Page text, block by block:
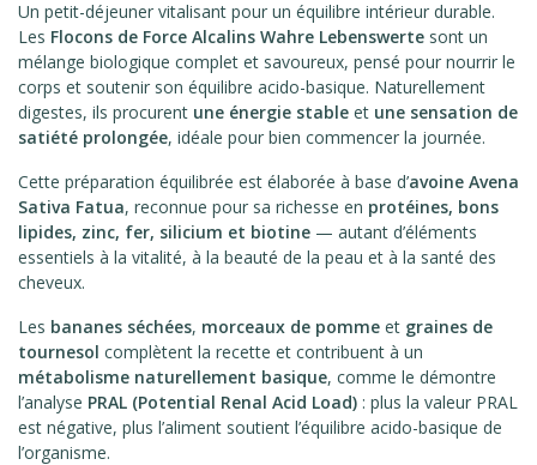
Un petit-déjeuner vitalisant pour un équilibre intérieur durable.
Les Flocons de Force Alcalins Wahre Lebenswerte sont un
mélange biologique complet et savoureux, pensé pour nourrir le
corps et soutenir son équilibre acido-basique. Naturellement
digestes, ils procurent une énergie stable et une sensation de
satiété prolongée, idéale pour bien commencer la journée.
Cette préparation équilibrée est élaborée à base d’avoine Avena
Sativa Fatua, reconnue pour sa richesse en protéines, bons
lipides, zinc, fer, silicium et biotine — autant d’éléments
essentiels à la vitalité, à la beauté de la peau et à la santé des
cheveux.
Les bananes séchées, morceaux de pomme et graines de
tournesol complètent la recette et contribuent à un
métabolisme naturellement basique, comme le démontre
l’analyse PRAL (Potential Renal Acid Load) : plus la valeur PRAL
est négative, plus l’aliment soutient l’équilibre acido-basique de
l’organisme.